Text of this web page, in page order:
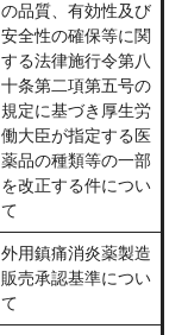
の品質、有効性及び
安全性の確保等に関
する法律施行令第八
十条第二項第五号の
規定に基づき厚生労
働大臣が指定する医
薬品の種類等の一部
を改正する件につい
て
外用鎮痛消炎薬製造
販売承認基準につい
て